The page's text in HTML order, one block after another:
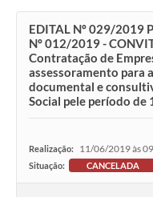
EDITAL Nº 029/2019
Nº 012/2019 -
Contratação de
assessoramento para
documental e
Social pele período de
Realização: 11/06/2019 às
Situação: CANCELADA